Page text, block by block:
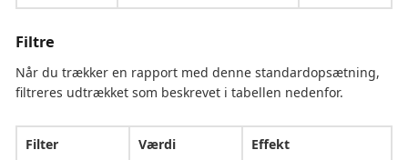
Filtre
Når du trækker en rapport med denne standardopsætning,
filtreres udtrækket som beskrevet i tabellen nedenfor.
Filter Værdi Effekt